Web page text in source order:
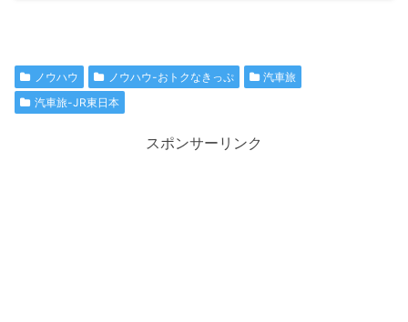
ノウハウ ノウハウ-おトクなきっぷ
汽車旅
汽車旅-JR東日本
スポンサーリンク